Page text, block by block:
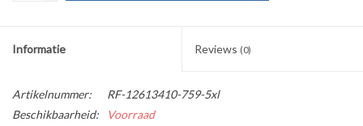
Informatie Reviews (0)
Artikelnummer:
RF-12613410-759-5xl
Beschikbaarheid:
Voorraad